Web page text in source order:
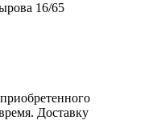
16/65
Доставку